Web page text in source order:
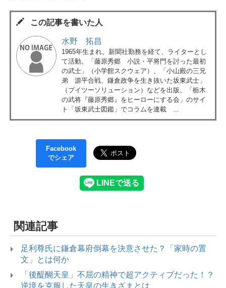
この記事を書いた人
水野 拓昌
1965年生まれ。新聞社勤務を経て、ライターとし
て活動。「藤原秀郷 小説・平将門を討った最初
の武士」（小学館スクウェア）、「小山殿の三兄
弟 源平合戦、鎌倉政争を生き抜いた坂東武士」
（ブイツーソリューション）などを出版。「栃木
の武将『藤原秀郷』をヒーローにする会」のサイ
ト「坂東武士図鑑」でコラムを連載 ...
Facebook
でシェア
関連記事
足利尊氏に鎌倉幕府倒幕を決意させた？「家時の置
文」とは何か
「後醍醐天皇」不屈の精神で超アクティブだった！？
逆境を克服した天皇の生きざまとは